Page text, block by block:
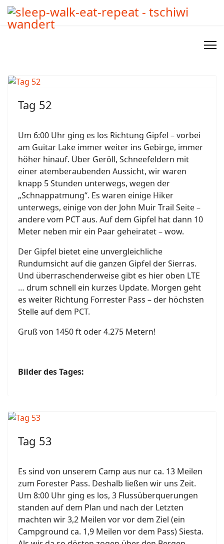
Tag 52
Um 6:00 Uhr ging es los Richtung Gipfel – vorbei
am Guitar Lake immer weiter ins Gebirge, immer
höher hinauf. Über Geröll, Schneefeldern mit
einer atemberaubenden Aussicht, wir waren
knapp 5 Stunden unterwegs, wegen der
„Schnappatmung“. Es waren einige Hiker
unterwegs, einige von der John Muir Trail Seite –
andere vom PCT aus. Auf dem Gipfel hat dann 10
Meter neben mir ein Paar geheiratet – wow.
Der Gipfel bietet eine unvergleichliche
Rundumsicht auf die ganzen Gipfel der Sierras.
Und überraschenderweise gibt es hier oben LTE
… drum schnell ein kurzes Update. Morgen geht
es weiter Richtung Forrester Pass – der höchsten
Stelle auf dem PCT.
Gruß von 1450 ft oder 4.275 Metern!
Bilder des Tages:
Tag 53
Es sind von unserem Camp aus nur ca. 13 Meilen
zum Forester Pass. Deshalb ließen wir uns Zeit.
Um 8:00 Uhr ging es los, 3 Flussüberquerungen
standen auf dem Plan und nach der Letzten
machten wir 3,2 Meilen vor vor dem Ziel (ein
Campground ca. 1,9 Meilen vor dem Pass) Siesta.